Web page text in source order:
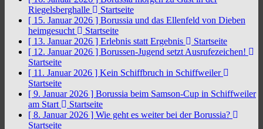
Riegelsberghalle
Startseite
[ 15. Januar 2026 ] Borussia und das Ellenfeld von Dieben
heimgesucht
Startseite
[ 13. Januar 2026 ] Erlebnis statt Ergebnis
Startseite
[ 12. Januar 2026 ] Borussen-Jugend setzt Ausrufezeichen!
Startseite
[ 11. Januar 2026 ] Kein Schiffbruch in Schiffweiler
Startseite
[ 9. Januar 2026 ] Borussia beim Samson-Cup in Schiffweiler
am Start
Startseite
[ 8. Januar 2026 ] Wie geht es weiter bei der Borussia?
Startseite